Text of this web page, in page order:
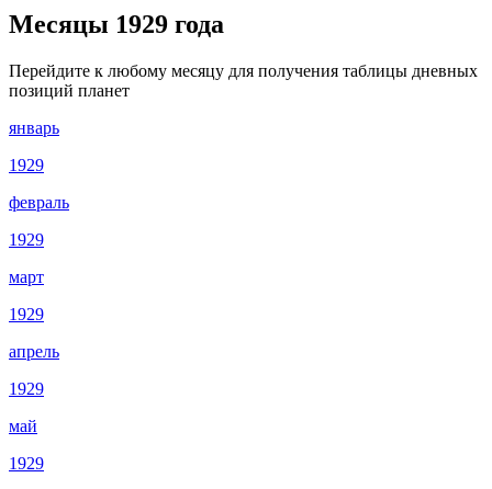
Месяцы 1929 года
Перейдите к любому месяцу для получения таблицы дневных
позиций планет
январь
1929
февраль
1929
март
1929
апрель
1929
май
1929